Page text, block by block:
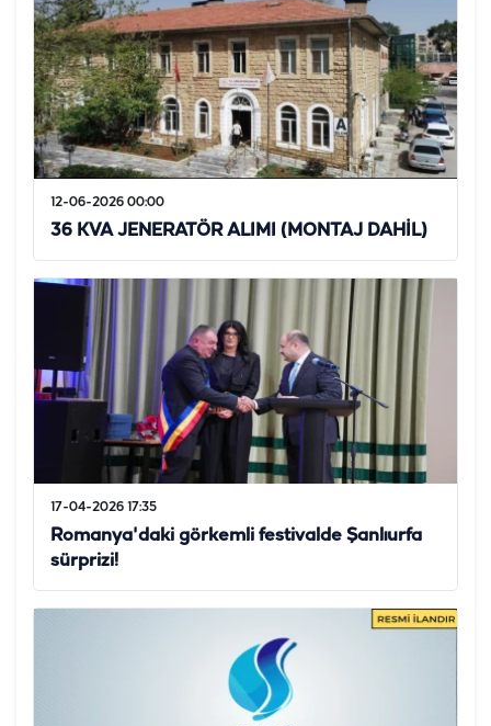
12-06-2026 00:00
36 KVA JENERATÖR ALIMI (MONTAJ DAHİL)
17-04-2026 17:35
Romanya'daki görkemli festivalde Şanlıurfa
sürprizi!